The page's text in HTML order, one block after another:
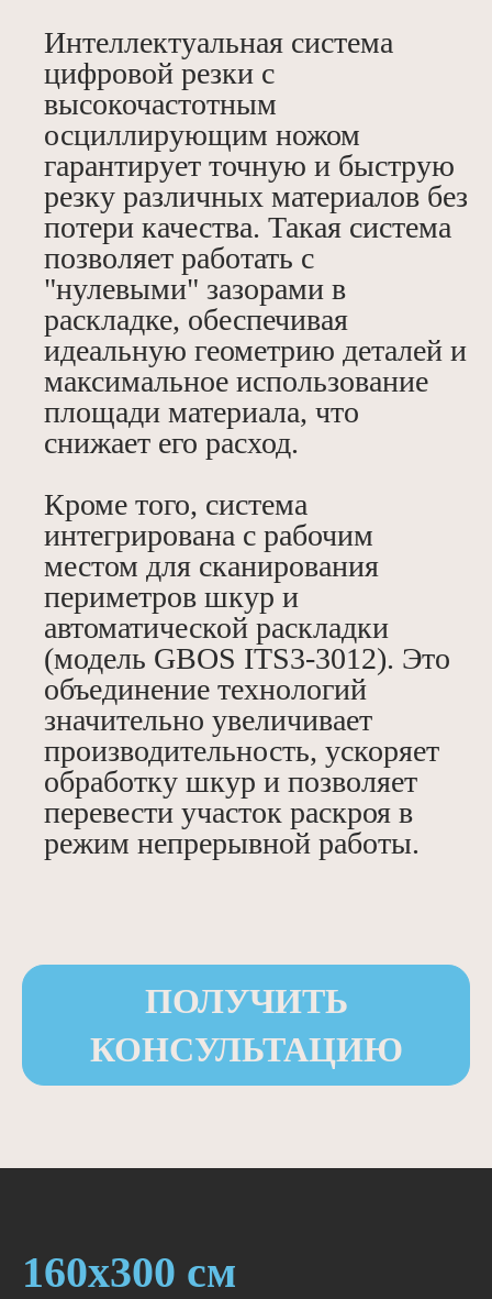
Интеллектуальная система
цифровой резки с
высокочастотным
осциллирующим ножом
гарантирует точную и быструю
резку различных материалов без
потери качества. Такая система
позволяет работать с
"нулевыми" зазорами в
раскладке, обеспечивая
идеальную геометрию деталей и
максимальное использование
площади материала, что
снижает его расход.
Кроме того, система
интегрирована с рабочим
местом для сканирования
периметров шкур и
автоматической раскладки
(модель GBOS ITS3-3012). Это
объединение технологий
значительно увеличивает
производительность, ускоряет
обработку шкур и позволяет
перевести участок раскроя в
режим непрерывной работы.
ПОЛУЧИТЬ
КОНСУЛЬТАЦИЮ
160х300 см